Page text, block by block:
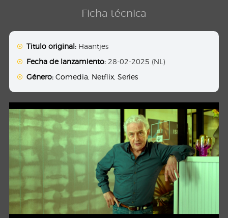
Ficha técnica
Titulo original: Haantjes
Fecha de lanzamiento: 28-02-2025 (NL)
Género: Comedia Netflix ,Series